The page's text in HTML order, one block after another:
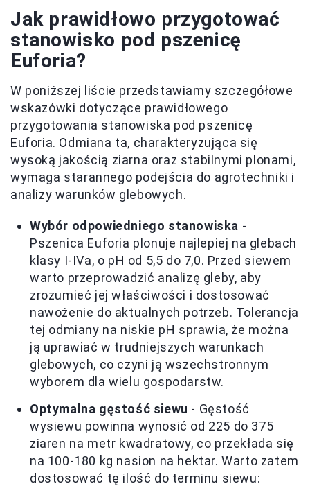
Jak prawidłowo przygotować
stanowisko pod pszenicę
Euforia?
W poniższej liście przedstawiamy szczegółowe
wskazówki dotyczące prawidłowego
przygotowania stanowiska pod pszenicę
Euforia. Odmiana ta, charakteryzująca się
wysoką jakością ziarna oraz stabilnymi plonami,
wymaga starannego podejścia do agrotechniki i
analizy warunków glebowych.
Wybór odpowiedniego stanowiska -
Pszenica Euforia plonuje najlepiej na glebach
klasy I-IVa, o pH od 5,5 do 7,0. Przed siewem
warto przeprowadzić analizę gleby, aby
zrozumieć jej właściwości i dostosować
nawożenie do aktualnych potrzeb. Tolerancja
tej odmiany na niskie pH sprawia, że można
ją uprawiać w trudniejszych warunkach
glebowych, co czyni ją wszechstronnym
wyborem dla wielu gospodarstw.
Optymalna gęstość siewu - Gęstość
wysiewu powinna wynosić od 225 do 375
ziaren na metr kwadratowy, co przekłada się
na 100-180 kg nasion na hektar. Warto zatem
dostosować tę ilość do terminu siewu: